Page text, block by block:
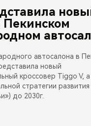
Пекинском
автосалона в
новый
кроссовер Tiggo V,
стратегии развития
до 2030г.